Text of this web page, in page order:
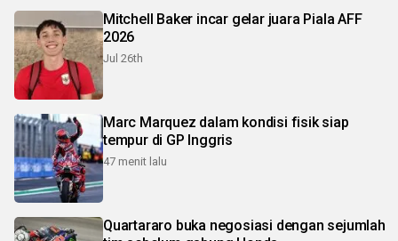
Mitchell Baker incar gelar juara Piala AFF
2026
Jul 26th
Marc Marquez dalam kondisi fisik siap
tempur di GP Inggris
47 menit lalu
Quartararo buka negosiasi dengan sejumlah